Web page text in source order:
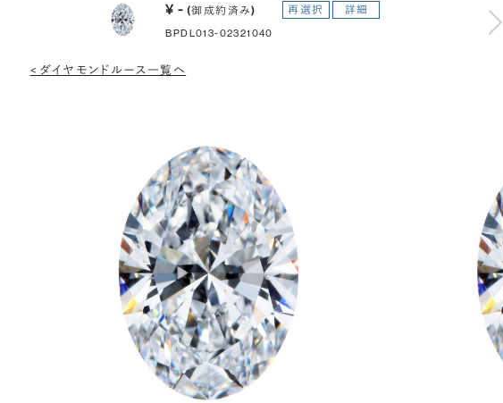
¥ -(御成約済み) 再選択 詳細
BPDL013-02321040
< ダイヤモンドルース一覧へ